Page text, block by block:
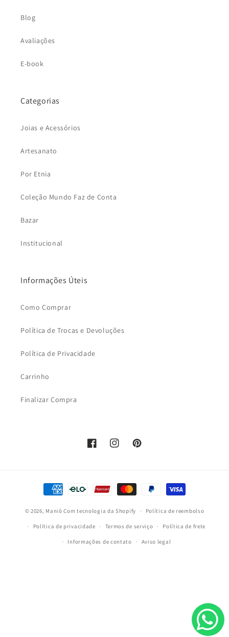
Blog
Avaliações
E-book
Categorias
Joias e Acessórios
Artesanato
Por Etnia
Coleção Mundo Faz de Conta
Bazar
Institucional
Informações Úteis
Como Comprar
Política de Trocas e Devoluções
Política de Privacidade
Carrinho
Finalizar Compra
FacebookInstagramPinterest
Formas
de
pagamento
© 2026, Maniò Com tecnologia da Shopify Política de reembolso
Política de privacidade Termos de serviço Política de frete
Informações de contato Aviso legal